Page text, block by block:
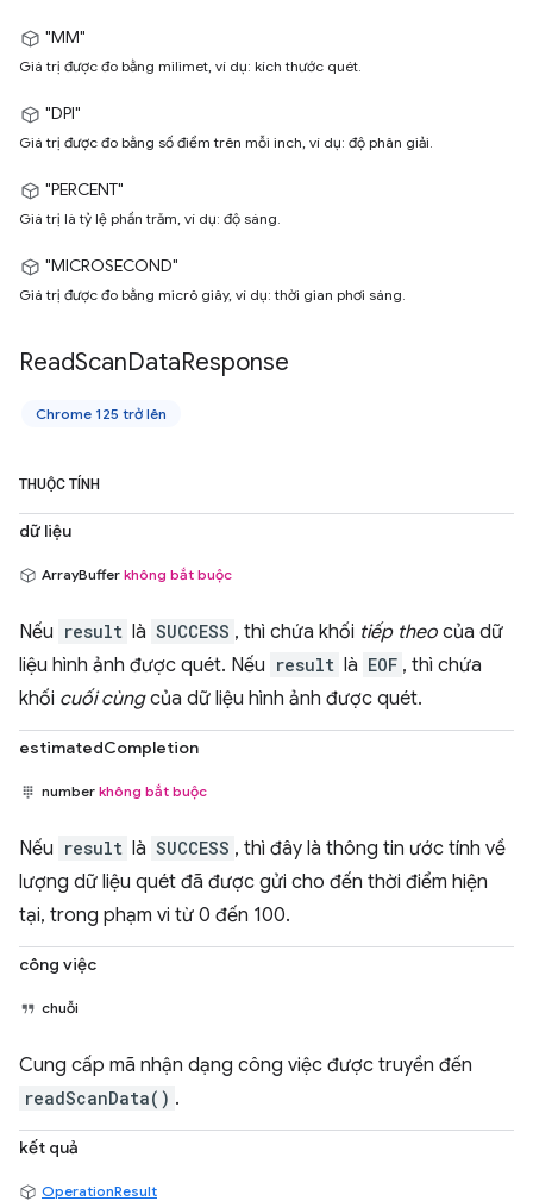
"MM"
Giá trị được đo bằng milimet, ví dụ: kích thước quét.
"DPI"
Giá trị được đo bằng số điểm trên mỗi inch, ví dụ: độ phân giải.
"PERCENT"
Giá trị là tỷ lệ phần trăm, ví dụ: độ sáng.
"MICROSECOND"
Giá trị được đo bằng micrô giây, ví dụ: thời gian phơi sáng.
ReadScanDataResponse
Chrome 125 trở lên
THUỘC TÍNH
dữ liệu
ArrayBuffer không bắt buộc
Nếu result là SUCCESS , thì chứa khối tiếp theo của dữ
liệu hình ảnh được quét. Nếu result là EOF , thì chứa
khối cuối cùngcủa dữ liệu hình ảnh được quét.
estimatedCompletion
number không bắt buộc
Nếu result là SUCCESS , thì đây là thông tin ước tính về
lượng dữ liệu quét đã được gửi cho đến thời điểm hiện
tại, trong phạm vi từ 0 đến 100.
công việc
chuỗi
Cung cấp mã nhận dạng công việc được truyền đến
readScanData() .
kết quả
OperationResult